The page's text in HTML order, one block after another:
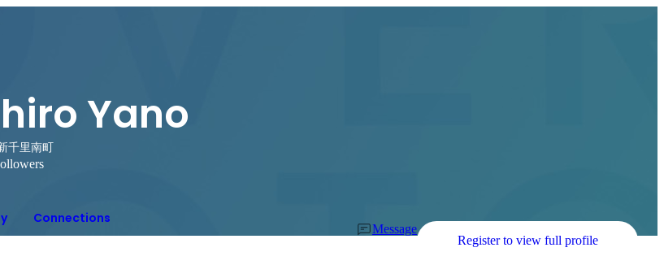
Yano
千里南町
Connections
Message
Register to view full profile